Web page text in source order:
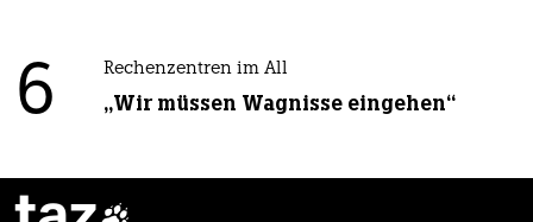
6 Rechenzentren im All
„Wir müssen Wagnisse eingehen“